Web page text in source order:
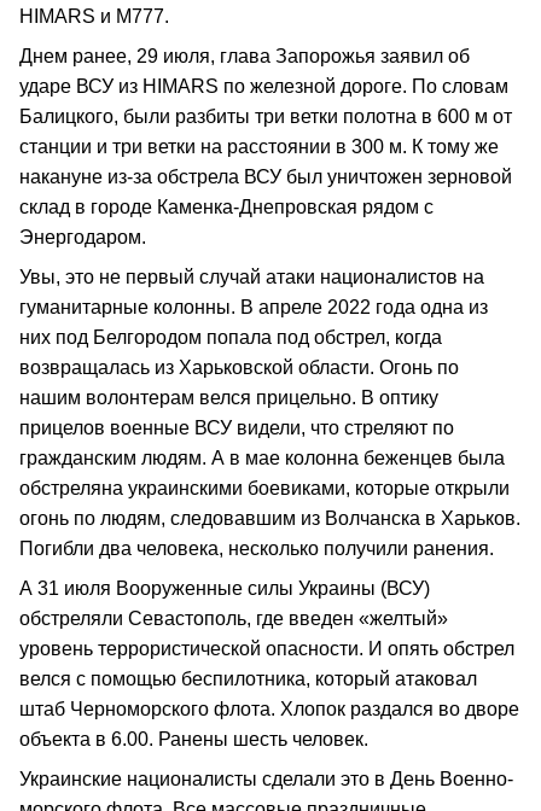
HIMARS и М777.
Днем ранее, 29 июля, глава Запорожья заявил об
ударе ВСУ из HIMARS по железной дороге. По словам
Балицкого, были разбиты три ветки полотна в 600 м от
станции и три ветки на расстоянии в 300 м. К тому же
накануне из-за обстрела ВСУ был уничтожен зерновой
склад в городе Каменка-Днепровская рядом с
Энергодаром.
Увы, это не первый случай атаки националистов на
гуманитарные колонны. В апреле 2022 года одна из
них под Белгородом попала под обстрел, когда
возвращалась из Харьковской области. Огонь по
нашим волонтерам велся прицельно. В оптику
прицелов военные ВСУ видели, что стреляют по
гражданским людям. А в мае колонна беженцев была
обстреляна украинскими боевиками, которые открыли
огонь по людям, следовавшим из Волчанска в Харьков.
Погибли два человека, несколько получили ранения.
А 31 июля Вооруженные силы Украины (ВСУ)
обстреляли Севастополь, где введен «желтый»
уровень террористической опасности. И опять обстрел
велся с помощью беспилотника, который атаковал
штаб Черноморского флота. Хлопок раздался во дворе
объекта в 6.00. Ранены шесть человек.
Украинские националисты сделали это в День Военно-